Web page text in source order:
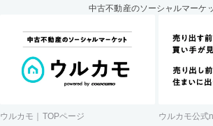
中古不動産のソーシャルマーケ
ウルカモ｜TOPページ ウルカモ公式